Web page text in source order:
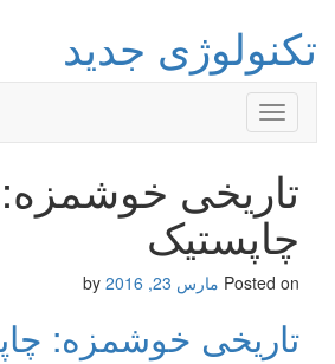
تکنولوژی جدید
Toggle
navigation
تاریخی خوشمزه:
چاپستیک
Posted on مارس 23, 2016
تاریخی خوشمزه: